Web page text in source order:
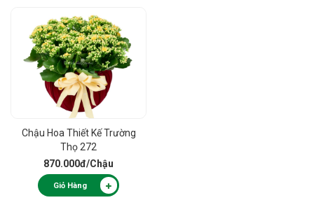
Chậu Hoa Thiết Kế Trường
Thọ 272
870.000đ/Chậu
Giỏ Hàng